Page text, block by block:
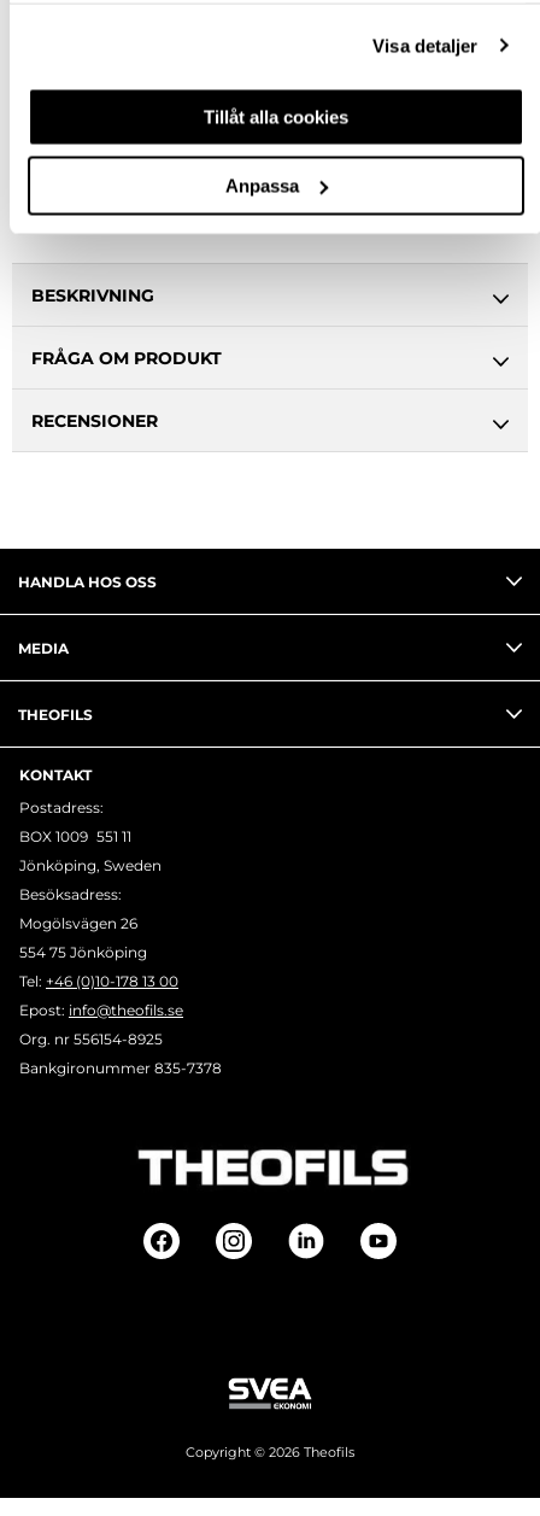
Visa detaljer
Tillåt alla cookies
Anpassa
VÄLJ VARIANT
Snabba leveranser
Ledande leverantör i Sverige
BESKRIVNING
FRÅGA OM PRODUKT
RECENSIONER
HANDLA HOS OSS
MEDIA
THEOFILS
KONTAKT
Postadress:
BOX 1009 551 11
Jönköping, Sweden
Besöksadress:
Mogölsvägen 26
554 75 Jönköping
Tel: +46 (0)10-178 13 00
Epost: info@theofils.se
Org. nr 556154-8925
Bankgironummer 835-7378
Copyright © 2026 Theofils